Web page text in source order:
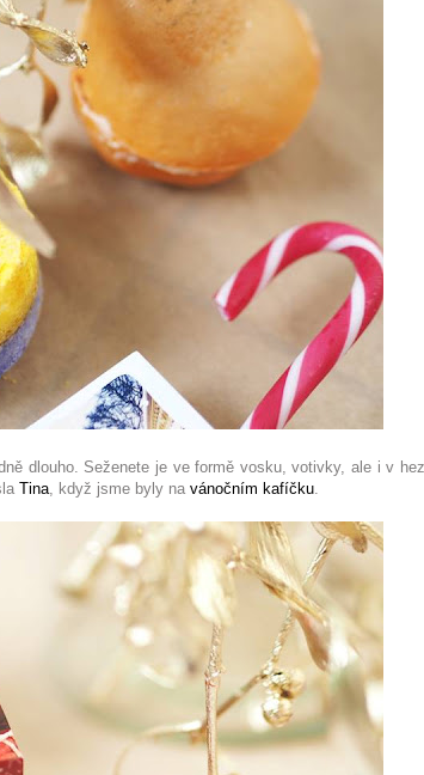
dlouho. Seženete je ve formě vosku, votivky, ale i v
Tina, když jsme byly na vánočním kafíčku.